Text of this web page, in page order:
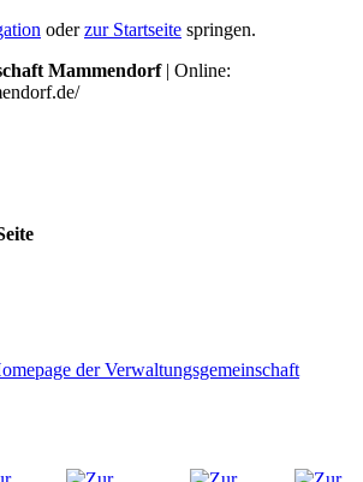
oderzur Startseite springen.
Mammendorf| Online: